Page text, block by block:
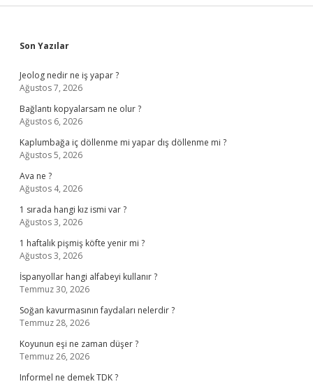
Sidebar
Son Yazılar
Jeolog nedir ne iş yapar ?
Ağustos 7, 2026
Bağlantı kopyalarsam ne olur ?
Ağustos 6, 2026
Kaplumbağa iç döllenme mi yapar dış döllenme mi ?
Ağustos 5, 2026
Ava ne ?
Ağustos 4, 2026
1 sırada hangi kız ismi var ?
Ağustos 3, 2026
1 haftalık pişmiş köfte yenir mi ?
Ağustos 3, 2026
İspanyollar hangi alfabeyi kullanır ?
Temmuz 30, 2026
Soğan kavurmasının faydaları nelerdir ?
Temmuz 28, 2026
Koyunun eşi ne zaman düşer ?
Temmuz 26, 2026
Informel ne demek TDK ?